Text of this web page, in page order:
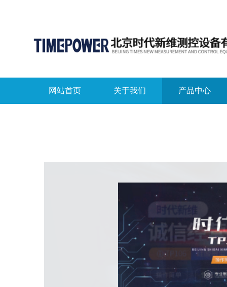
网站首页 关于我们 产品中心